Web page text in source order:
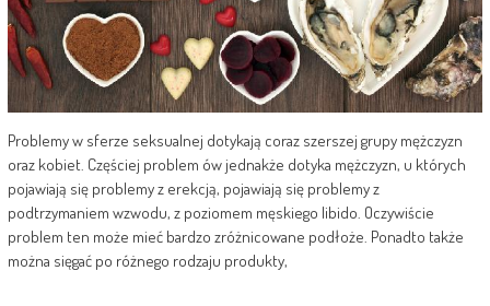
Problemy w sferze seksualnej dotykają coraz szerszej grupy mężczyzn
oraz kobiet. Częściej problem ów jednakże dotyka mężczyzn, u których
pojawiają się problemy z erekcją, pojawiają się problemy z
podtrzymaniem wzwodu, z poziomem męskiego libido. Oczywiście
problem ten może mieć bardzo zróżnicowane podłoże. Ponadto także
można sięgać po różnego rodzaju produkty,